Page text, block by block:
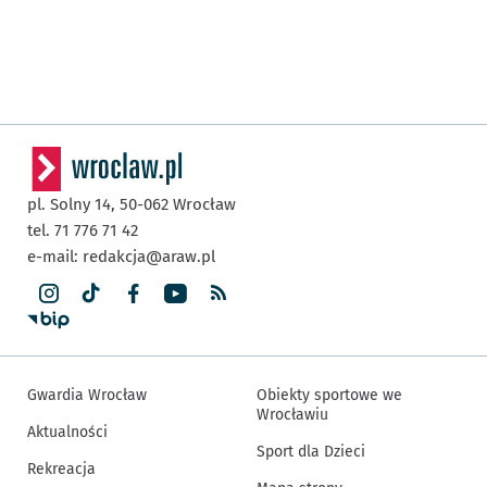
pl. Solny 14, 50-062 Wrocław
tel. 71 776 71 42
e-mail: redakcja@araw.pl
Gwardia Wrocław
Aktualności
Rekreacja
Obiekty sportowe we
Wrocławiu
Sport dla Dzieci